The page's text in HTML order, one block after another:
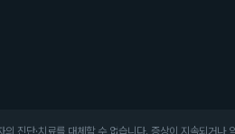
진단·치료를 대체할 수 없습니다. 증상이 지속되거나